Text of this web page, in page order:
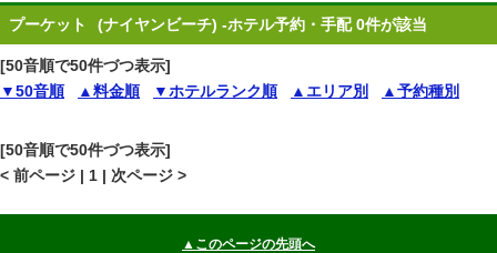
プーケット (ナイヤンビーチ) -ホテル予約・手配 0件が該当
[50音順で50件づつ表示]
▼50音順
▲料金順 ▼ホテルランク順 ▲エリア別 ▲予約種別
[50音順で50件づつ表示]
< 前ページ | 1 | 次ページ >
▲このページの先頭へ